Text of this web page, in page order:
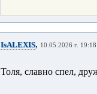
IsALEXIS, 10.05.2026 г. 19:18
Толя, славно спел,